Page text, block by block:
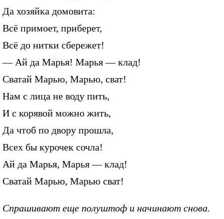
Да хозяйка домовита:
Всё примоет, приберет,
Всё до нитки сбережет!
— Ай да Марья! Марья — клад!
Сватай Марью, Марью, сват!
Нам с лица не воду пить,
И с корявой можно жить,
Да чтоб по двору прошла,
Всех бы курочек сочла!
Ай да Марья, Марья — клад!
Сватай Марью, Марью сват!
Спрашивают еще полуштоф и начинают снова.